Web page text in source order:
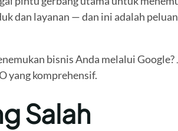
dan layanan — dan ini adalah
bisnis Anda melalui Google?
yang komprehensif.
Salah